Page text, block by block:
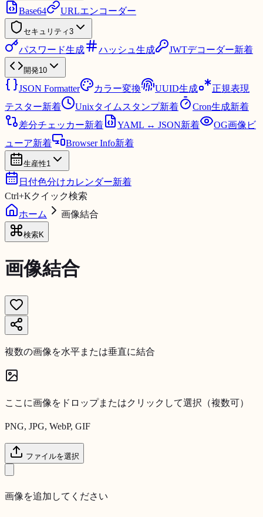
Base64 URLエンコーダー
セキュリティ3
パスワード生成 ハッシュ生成 JWTデコーダー新着
開発10
JSON Formatter カラー変換 UUID生成
正規表現
テスター新着 Unixタイムスタンプ新着 Cron生成新着
差分チェッカー新着 YAML ↔ JSON新着
OG画像ビ
ューア新着 Browser Info新着
生産性1
日付色分けカレンダー新着
Ctrl+Kクイック検索
ホーム
画像結合
検索K
画像結合
複数の画像を水平または垂直に結合
ここに画像をドロップまたはクリックして選択（複数可）
PNG, JPG, WebP, GIF
ファイルを選択
画像を追加してください